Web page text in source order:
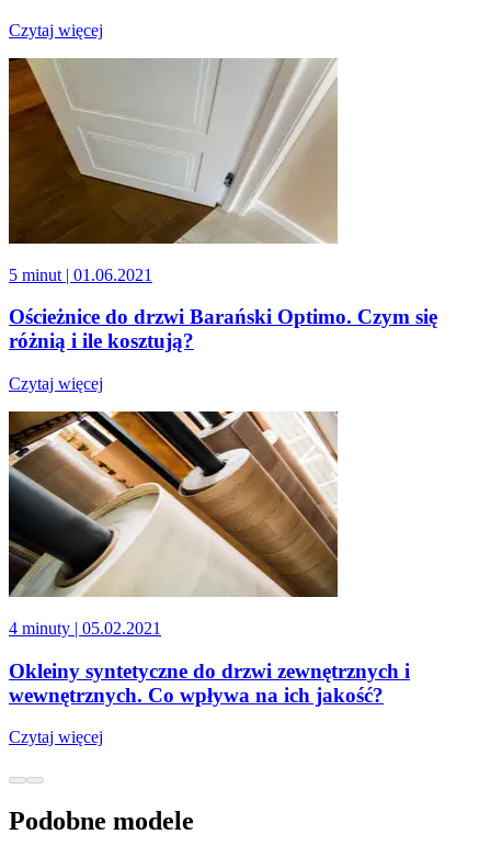
Czytaj więcej
5 minut | 01.06.2021
Ościeżnice do drzwi Barański Optimo. Czym się
różnią i ile kosztują?
Czytaj więcej
4 minuty | 05.02.2021
Okleiny syntetyczne do drzwi zewnętrznych i
wewnętrznych. Co wpływa na ich jakość?
Czytaj więcej
Podobne modele